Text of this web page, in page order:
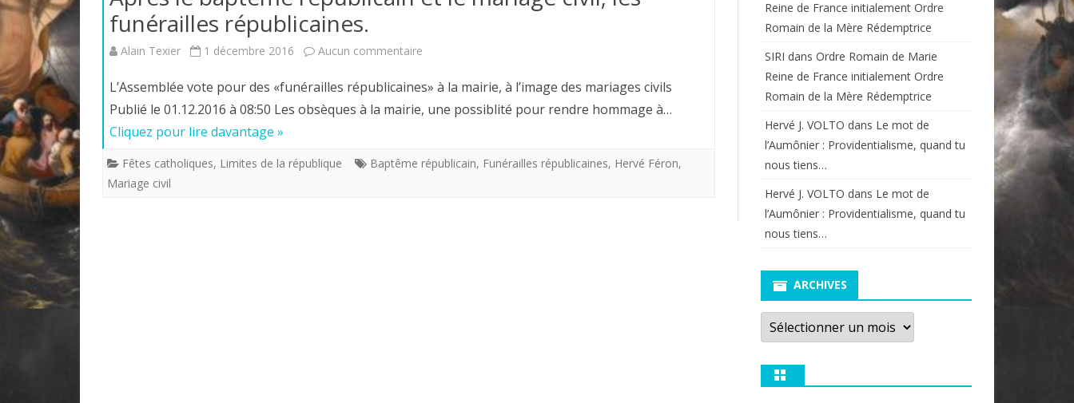
visiter
royale.
funérailles
républicaines.
funérailles républicaines.
Alain Texier 1 décembre 2016 Aucun commentaire
le
républicain
L’Assemblée vote pour des «funérailles républicaines» à la mairie, à l’image des mariages civils
Publié le 01.12.2016 à 08:50 Les obsèques à la mairie, une possiblité pour rendre hommage à…
Cliquez pour lire davantage »
Fêtes catholiques, Limites de la république Baptême républicain, Funérailles républicaines, Hervé Féron,
Mariage civil
Reine de France initialement Ordre
Romain de la Mère Rédemptrice
SIRI dans Ordre Romain de Marie
Reine de France initialement Ordre
Romain de la Mère Rédemptrice
Hervé J. VOLTO dans Le mot de
l’Aumônier : Providentialisme, quand tu
nous tiens…
Hervé J. VOLTO dans Le mot de
l’Aumônier : Providentialisme, quand tu
nous tiens…
ARCHIVES
Archives